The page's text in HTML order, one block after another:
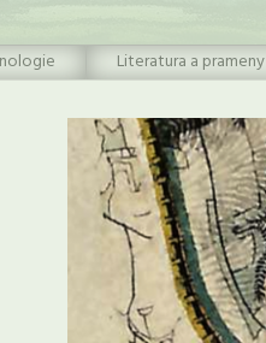
Literatura a prameny